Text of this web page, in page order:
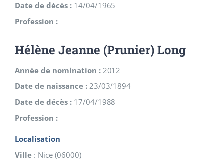
Date de décès : 14/04/1965
Profession :
Hélène Jeanne (Prunier) Long
Année de nomination : 2012
Date de naissance : 23/03/1894
Date de décès : 17/04/1988
Profession :
Localisation
Ville : Nice (06000)